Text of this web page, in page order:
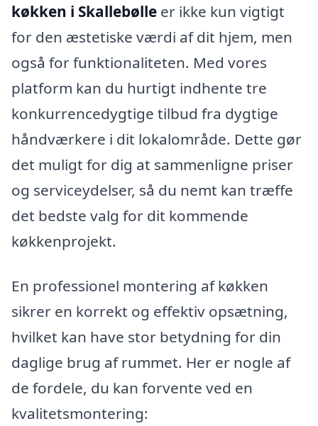
køkken i Skallebølle er ikke kun vigtigt
for den æstetiske værdi af dit hjem, men
også for funktionaliteten. Med vores
platform kan du hurtigt indhente tre
konkurrencedygtige tilbud fra dygtige
håndværkere i dit lokalområde. Dette gør
det muligt for dig at sammenligne priser
og serviceydelser, så du nemt kan træffe
det bedste valg for dit kommende
køkkenprojekt.
En professionel montering af køkken
sikrer en korrekt og effektiv opsætning,
hvilket kan have stor betydning for din
daglige brug af rummet. Her er nogle af
de fordele, du kan forvente ved en
kvalitetsmontering: